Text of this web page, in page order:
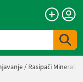
/ Rasipači